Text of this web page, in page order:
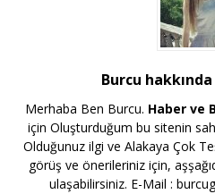
Burcu hakkında
Merhaba Ben Burcu. Haber ve
için Oluşturduğum bu sitenin
Olduğunuz ilgi ve Alakaya Çok
görüş ve önerileriniz için,
ulaşabilirsiniz. E-Mail :